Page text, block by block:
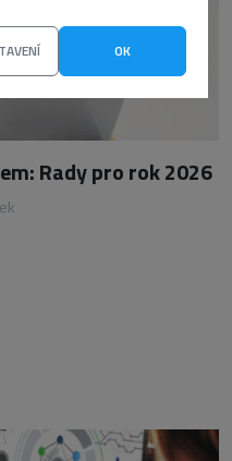
OK
Rady pro rok 2026